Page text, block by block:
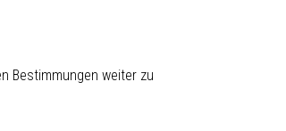
Bestimmungen weiter zu